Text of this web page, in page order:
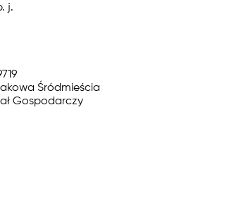
j.
Śródmieścia
Gospodarczy